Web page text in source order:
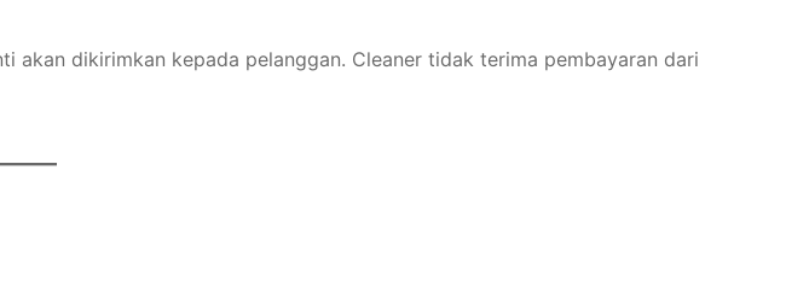
akan dikirimkan kepada pelanggan. Cleaner tidak terima pembayaran dari